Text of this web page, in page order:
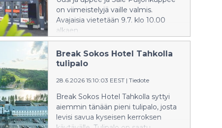
on viimeistelyjä vaille valmis.
Avajaisia vietetään 9.7. klo 10.00
alkaen.
Break Sokos Hotel Tahkolla
tulipalo
28.6.2026 15:10:03 EEST | Tiedote
Break Sokos Hotel Tahkolla syttyi
aiemmin tänään pieni tulipalo, josta
levisi savua kyseisen kerroksen